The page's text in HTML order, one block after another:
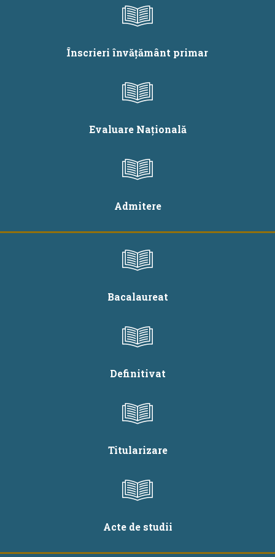
Înscrieri învățământ primar
Evaluare Națională
Admitere
Bacalaureat
Definitivat
Titularizare
Acte de studii